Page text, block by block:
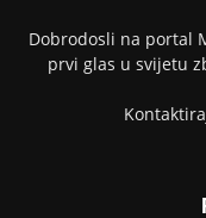
Dobrodosli na portal
prvi glas u svijetu